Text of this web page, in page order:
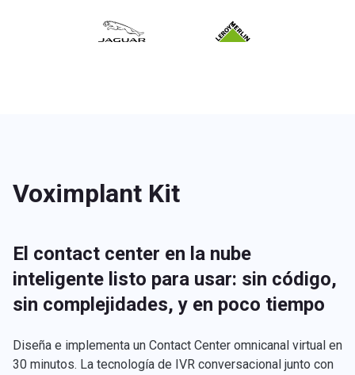
Voximplant Kit
El contact center en la nube
inteligente listo para usar: sin código,
sin complejidades, y en poco tiempo
Diseña e implementa un Contact Center omnicanal virtual en
30 minutos. La tecnología de IVR conversacional junto con